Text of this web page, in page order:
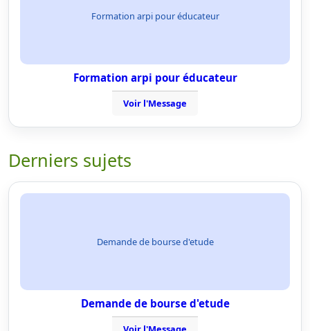
Formation arpi pour éducateur
Formation arpi pour éducateur
Voir l'Message
Derniers sujets
Demande de bourse d'etude
Demande de bourse d'etude